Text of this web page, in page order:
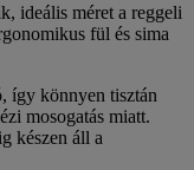
ideális méret a reggeli
fül és sima
így könnyen tisztán
mosogatás miatt.
készen áll a